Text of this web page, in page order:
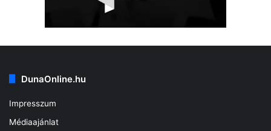
DunaOnline.hu
Impresszum
Médiaajánlat